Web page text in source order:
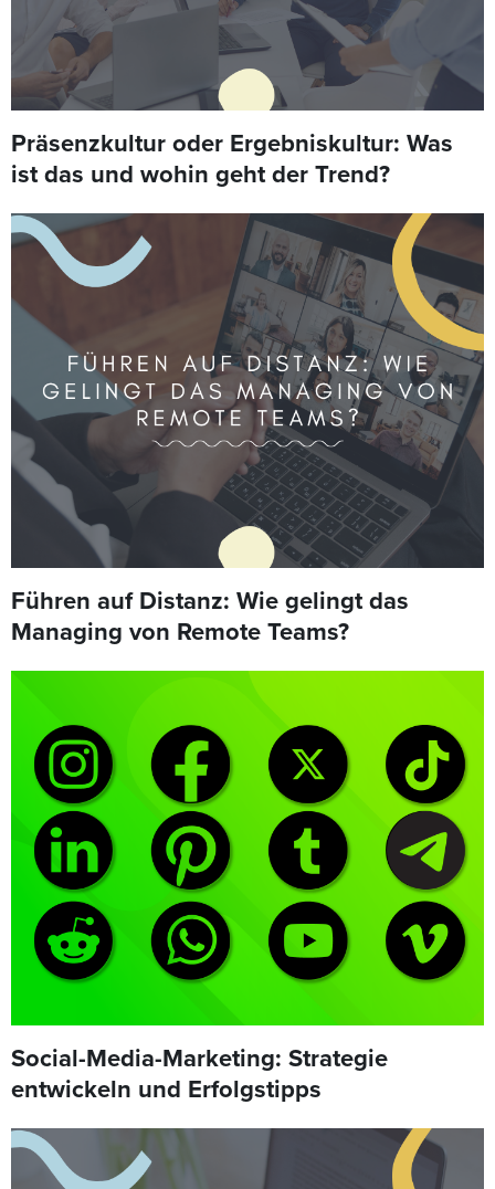
Präsenzkultur oder Ergebniskultur: Was
ist das und wohin geht der Trend?
Führen auf Distanz: Wie gelingt das
Managing von Remote Teams?
Social-Media-Marketing: Strategie
entwickeln und Erfolgstipps